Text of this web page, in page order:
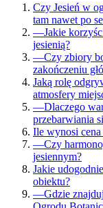
Czy Jesień w
tam nawet po
—Jakie
jesienią?
—Czy zbiory
zakończeniu
Jaką rolę
atmosfery
—Dlaczego
przebarwiania
Ile wynosi
—Czy
jesiennym?
Jakie
obiektu?
—Gdzie